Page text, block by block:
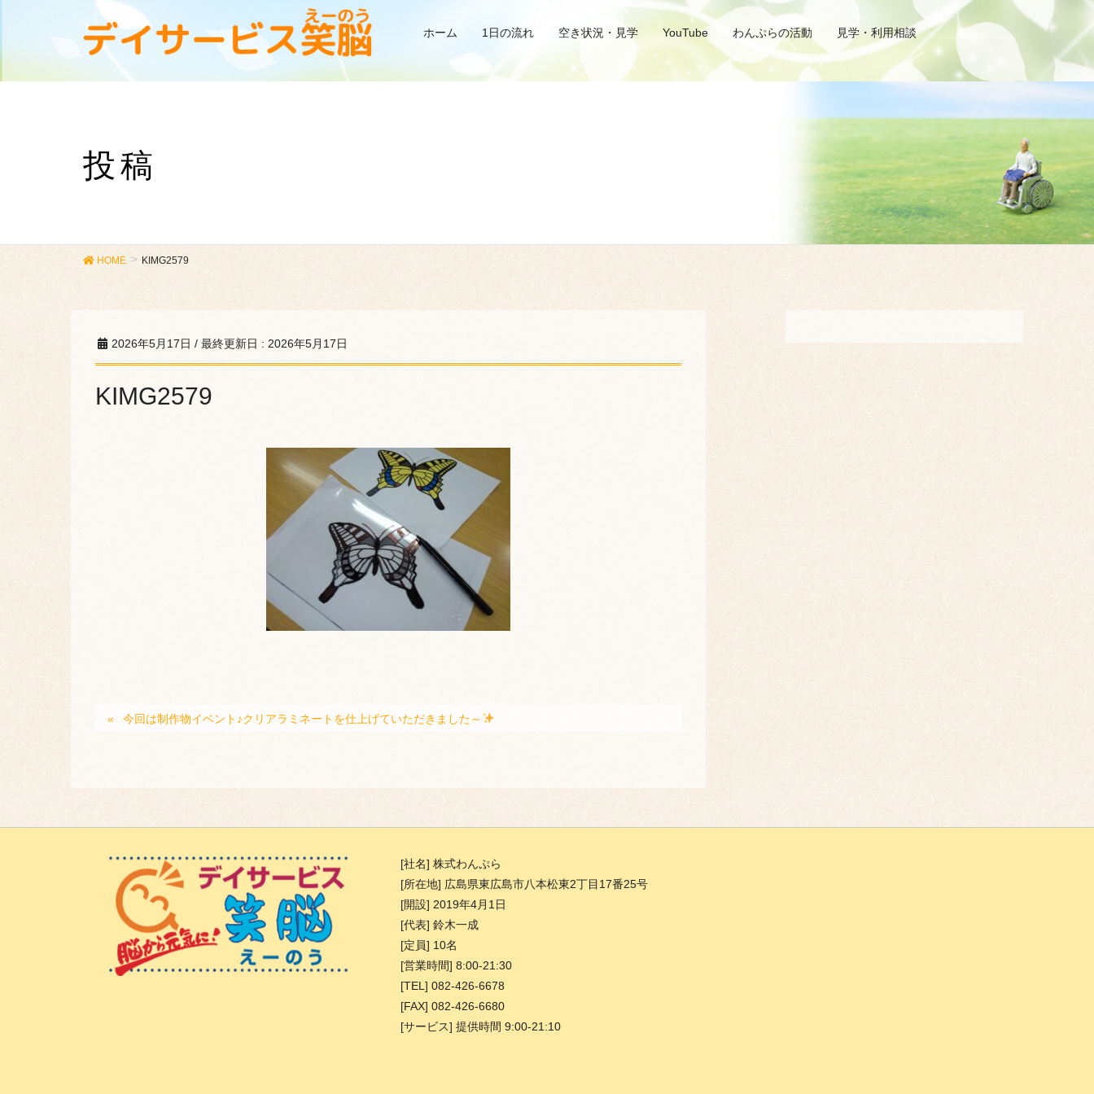
ホーム 1日の流れ 空き状況・見学 YouTube わんぷらの活動 見学・利用相談
投稿
HOME KIMG2579
2026年5月17日 / 最終更新日 : 2026年5月17日
KIMG2579
今回は制作物イベント♪クリアラミネートを仕上げていただきました～
[社名] 株式わんぷら
[所在地] 広島県東広島市八本松東2丁目17番25号
[開設] 2019年4月1日
[代表] 鈴木一成
[定員] 10名
[営業時間] 8:00-21:30
[TEL] 082-426-6678
[FAX] 082-426-6680
[サービス] 提供時間 9:00-21:10